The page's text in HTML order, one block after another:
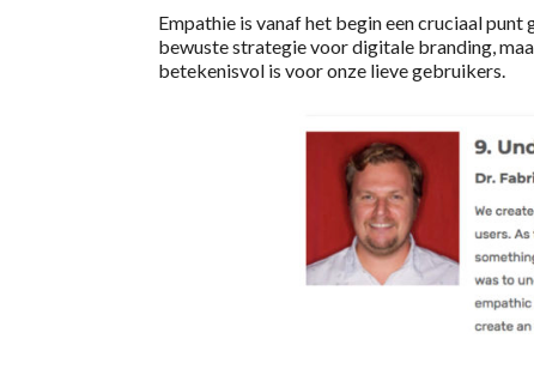
Empathie is vanaf het begin een cruciaal
bewuste strategie voor digitale branding,
betekenisvol is voor onze lieve gebruikers.